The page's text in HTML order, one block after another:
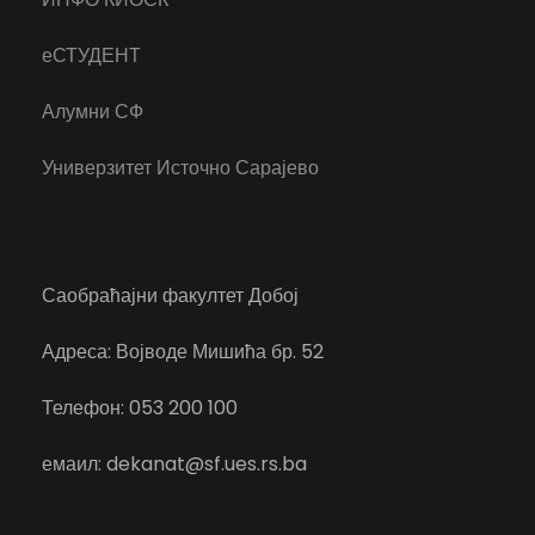
еСТУДЕНТ
Алумни СФ
Универзитет Источно Сарајево
Саобраћајни факултет Добој
Адреса: Војводе Мишића бр. 52
Телефон: 053 200 100
емаил: dekanat@sf.ues.rs.ba